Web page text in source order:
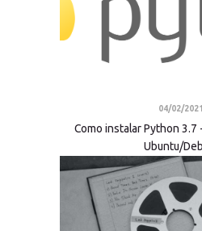
04/02/2021
Como instalar Python 3.7
Ubuntu/